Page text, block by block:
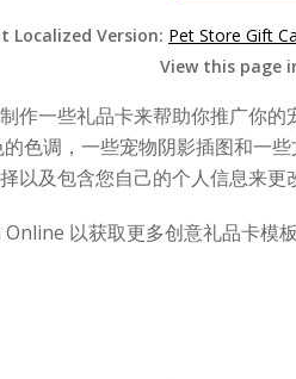
Localized Version: Pet Store Gift
View this page
作一些礼品卡来帮助你推广你
色调，一些宠物阴影插图和一
以及包含您自己的个人信息来
以获取更多创意礼品卡模板